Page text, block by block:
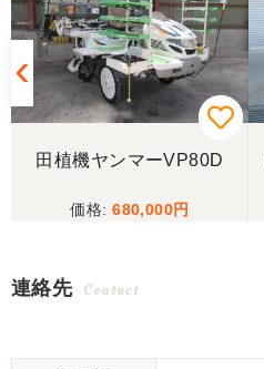
田植機ヤンマーVP80D
680,000
連絡先 Contact